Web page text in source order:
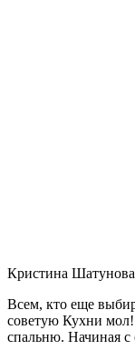
Кристина Шатунова
Всем, кто еще
советую Кухни
спальню. Начиная с